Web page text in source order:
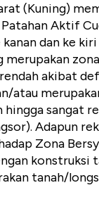
(Kuning)
Aktif
dan ke
merupakan
akibat
atau
sangat
Adapun
Zona
konstruksi
tanah/